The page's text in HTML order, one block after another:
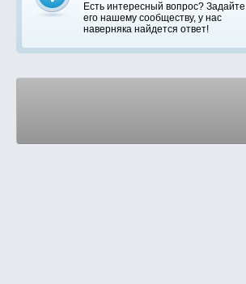
Есть интересный вопрос? Задайте
его нашему сообществу, у нас
наверняка найдется ответ!